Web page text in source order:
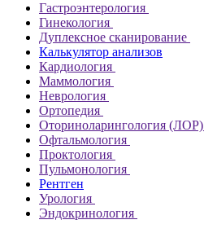
Гастроэнтерология
Гинекология
Дуплексное сканирование
Калькулятор анализов
Кардиология
Маммология
Неврология
Ортопедия
Оториноларингология (ЛОР)
Офтальмология
Проктология
Пульмонология
Рентген
Урология
Эндокринология